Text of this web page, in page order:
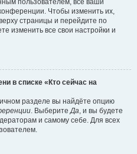
пользователем, все ваши
Чтобы изменить их,
страницы и перейдите по
изменить все свои настройки и
в списке «Кто сейчас на
разделе вы найдёте опцию
. ВыберитеДа, и вы будете
и самому себе. Для всех